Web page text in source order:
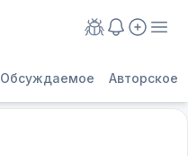
Обсуждаемое Авторское